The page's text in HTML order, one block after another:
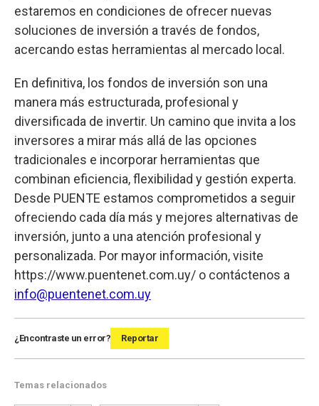
estaremos en condiciones de ofrecer nuevas
soluciones de inversión a través de fondos,
acercando estas herramientas al mercado local.
En definitiva, los fondos de inversión son una
manera más estructurada, profesional y
diversificada de invertir. Un camino que invita a los
inversores a mirar más allá de las opciones
tradicionales e incorporar herramientas que
combinan eficiencia, flexibilidad y gestión experta.
Desde PUENTE estamos comprometidos a seguir
ofreciendo cada día más y mejores alternativas de
inversión, junto a una atención profesional y
personalizada. Por mayor información, visite
https://www.puentenet.com.uy/ o contáctenos a
info@puentenet.com.uy
¿Encontraste un error? Reportar
Temas relacionados